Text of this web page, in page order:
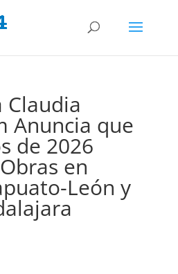
Claudia
Anuncia que
de 2026
en
León y